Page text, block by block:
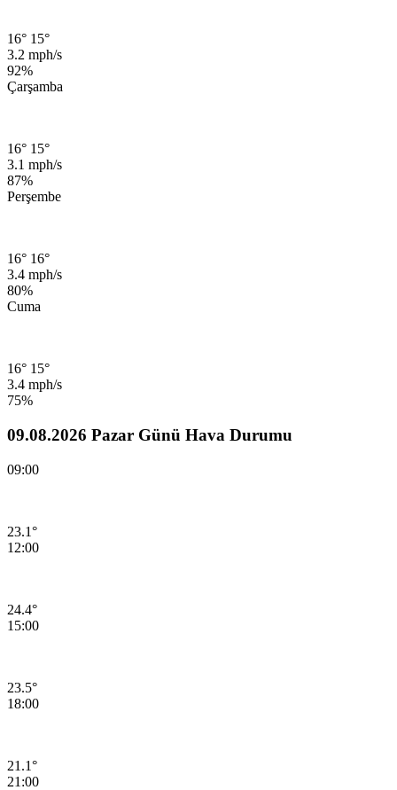
16° 15°
3.2 mph/s
92%
Çarşamba
16° 15°
3.1 mph/s
87%
Perşembe
16° 16°
3.4 mph/s
80%
Cuma
16° 15°
3.4 mph/s
75%
09.08.2026 Pazar Günü Hava Durumu
09:00
23.1°
12:00
24.4°
15:00
23.5°
18:00
21.1°
21:00